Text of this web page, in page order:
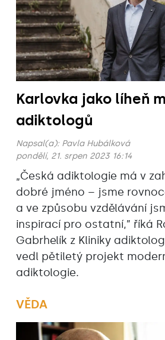
Karlovka jako líheň
adiktologů
Napsal(a): Pavla Hubálková
pondělí, 21. srpen 2023 16:14
„Česká adiktologie má v
dobré jméno – jsme
a ve způsobu vzdělávání
inspirací pro ostatní,” říká
Gabrhelík z Kliniky
vedl pětiletý projekt
adiktologie.
VĚDA